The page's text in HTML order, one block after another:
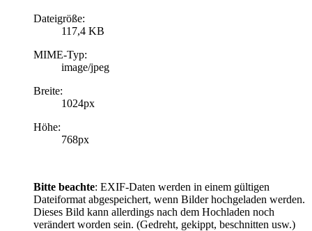
Dateigröße:
117,4 KB
MIME-Typ:
image/jpeg
Breite:
1024px
Höhe:
768px
Bitte beachte: EXIF-Daten werden in einem gültigen
Dateiformat abgespeichert, wenn Bilder hochgeladen werden.
Dieses Bild kann allerdings nach dem Hochladen noch
verändert worden sein. (Gedreht, gekippt, beschnitten usw.)